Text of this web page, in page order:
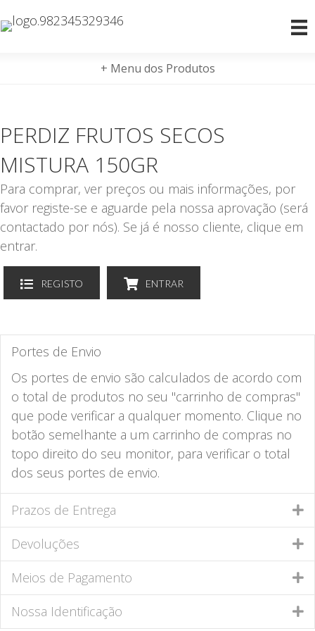
+ Menu dos Produtos
PERDIZ FRUTOS SECOS
MISTURA 150GR
Para comprar, ver preços ou mais informações, por
favor registe-se e aguarde pela nossa aprovação (será
contactado por nós). Se já é nosso cliente, clique em
entrar.
REGISTO ENTRAR
Portes de Envio
Os portes de envio são calculados de acordo com
o total de produtos no seu "carrinho de compras"
que pode verificar a qualquer momento. Clique no
botão semelhante a um carrinho de compras no
topo direito do seu monitor, para verificar o total
dos seus portes de envio.
Prazos de Entrega
Devoluções
Meios de Pagamento
Nossa Identificação